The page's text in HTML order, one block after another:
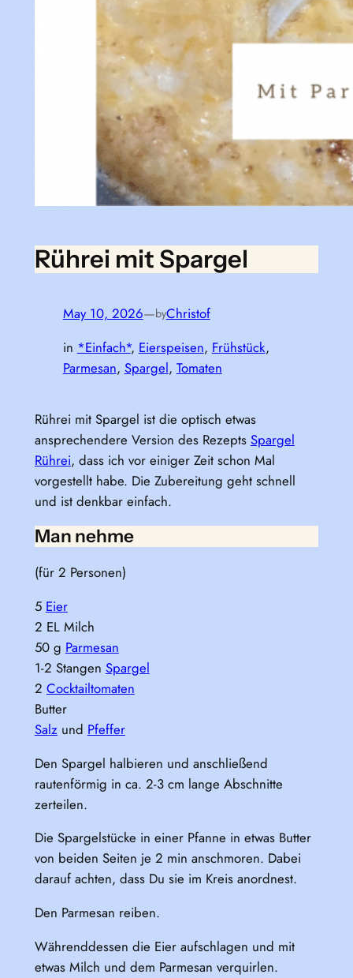
Rührei mit Spargel
May 10, 2026—byChristof
in *Einfach*, Eierspeisen, Frühstück
Parmesan, Spargel, Tomaten
Rührei mit Spargel ist die optisch etwas
ansprechendere Version des Rezepts Spargel
Rührei, dass ich vor einiger Zeit schon Mal
vorgestellt habe. Die Zubereitung geht schnell
und ist denkbar einfach.
Man nehme
(für 2 Personen)
5 Eier
2 EL Milch
50 g Parmesan
1-2 Stangen Spargel
2 Cocktailtomaten
Butter
Salzund Pfeffer
Den Spargel halbieren und anschließend
rautenförmig in ca. 2-3 cm lange Abschnitte
zerteilen.
Die Spargelstücke in einer Pfanne in etwas Butter
von beiden Seiten je 2 min anschmoren. Dabei
darauf achten, dass Du sie im Kreis anordnest.
Den Parmesan reiben.
Währenddessen die Eier aufschlagen und mit
etwas Milch und dem Parmesan verquirlen.